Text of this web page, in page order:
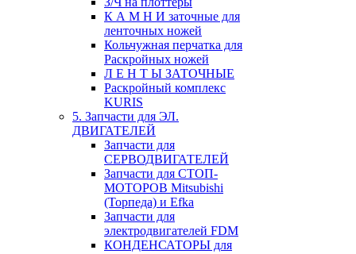
К А М Н И заточные для
ленточных ножей
Кольчужная перчатка для
Раскройных ножей
Л Е Н Т Ы ЗАТОЧНЫЕ
Раскройный комплекс
KURIS
5. Запчасти для ЭЛ.
ДВИГАТЕЛЕЙ
Запчасти для
СЕРВОДВИГАТЕЛЕЙ
Запчасти для СТОП-
МОТОРОВ Mitsubishi
(Торпеда) и Efka
Запчасти для
электродвигателей FDM
КОНДЕНСАТОРЫ для